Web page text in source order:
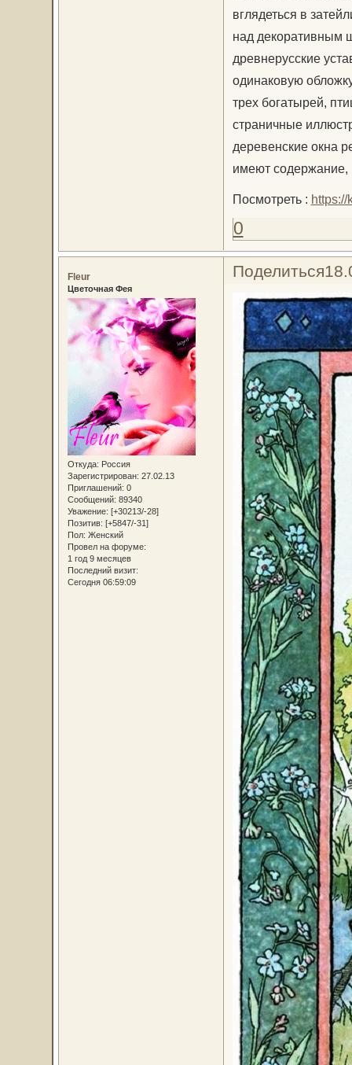
вглядеться в
над декоративным
древнерусские
одинаковую
трех богатырей,
страничные
деревенские окна
имеют
Посмотреть :
0
Поделиться
Fleur
Цветочная Фея
Откуда: Россия
Зарегистрирован: 27.02.13
Приглашений: 0
Сообщений: 89340
Уважение: [+30213/-28]
Позитив: [+5847/-31]
Пол: Женский
Провел на форуме:
1 год 9 месяцев
Последний визит:
Сегодня 06:59:09